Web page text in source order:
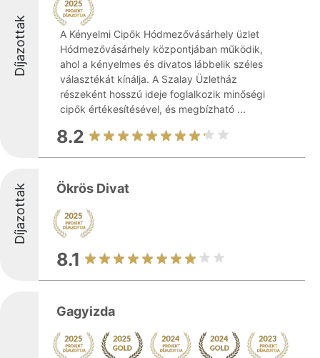
Díjazottak
A Kényelmi Cipők Hódmezővásárhely üzlet
Hódmezővásárhely központjában működik,
ahol a kényelmes és divatos lábbelik széles
választékát kínálja. A Szalay Üzletház
részeként hosszú ideje foglalkozik minőségi
cipők értékesítésével, és megbízható ...
8.2
Díjazottak Ökrös Divat
8.1
Gagyizda